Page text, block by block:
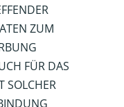
ZUM
FÜR DAS
SOLCHER